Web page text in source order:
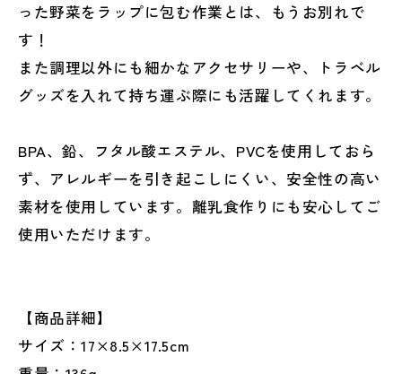
った野菜をラップに包む作業とは、もうお別れで
す！
また調理以外にも細かなアクセサリーや、トラベル
グッズを入れて持ち運ぶ際にも活躍してくれます。
BPA、鉛、フタル酸エステル、PVCを使用しておら
ず、アレルギーを引き起こしにくい、安全性の高い
素材を使用しています。離乳食作りにも安心してご
使用いただけます。
【商品詳細】
サイズ：17×8.5×17.5cm